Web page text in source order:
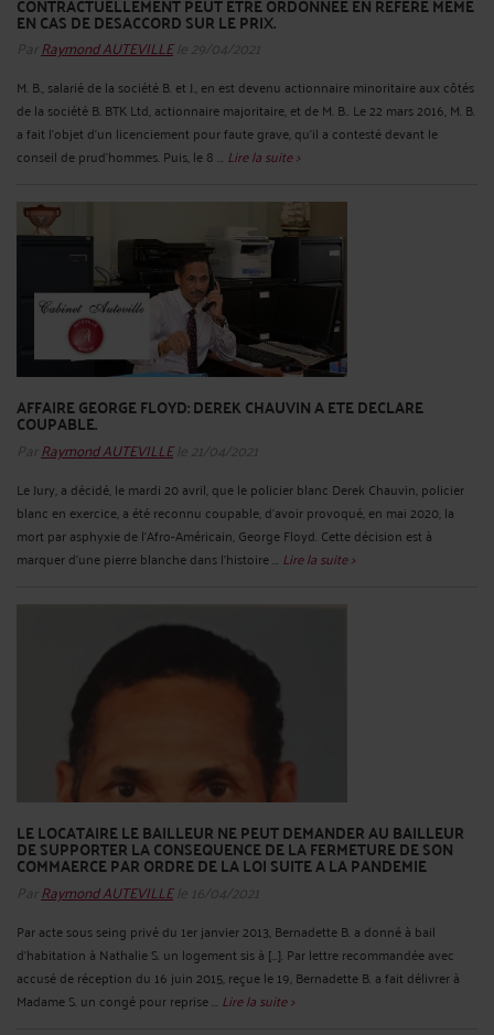
EN CAS DE DESACCORD SUR LE PRIX.
Par Raymond AUTEVILLEle 29/04/2021
M. B., salarié de la société B. et J., en est devenu actionnaire minoritaire aux côtés
de la société B. BTK Ltd, actionnaire majoritaire, et de M. B.. Le 22 mars 2016, M. B.
a fait l'objet d'un licenciement pour faute grave, qu'il a contesté devant le
conseil de prud'hommes. Puis, le 8 ... Lire la suite >
AFFAIRE GEORGE FLOYD: DEREK CHAUVIN A ETE DECLARE
COUPABLE.
Par Raymond AUTEVILLEle 21/04/2021
Le Jury, a décidé, le mardi 20 avril, que le policier blanc Derek Chauvin, policier
blanc en exercice, a été reconnu coupable, d’avoir provoqué, en mai 2020, la
mort par asphyxie de l’Afro-Américain, George Floyd. Cette décision est à
marquer d’une pierre blanche dans l’histoire ... Lire la suite >
LE LOCATAIRE LE BAILLEUR NE PEUT DEMANDER AU BAILLEUR
DE SUPPORTER LA CONSEQUENCE DE LA FERMETURE DE SON
COMMAERCE PAR ORDRE DE LA LOI SUITE A LA PANDEMIE
Par Raymond AUTEVILLEle 16/04/2021
Par acte sous seing privé du 1er janvier 2013, Bernadette B. a donné à bail
d'habitation à Nathalie S. un logement sis à [...]. Par lettre recommandée avec
accusé de réception du 16 juin 2015, reçue le 19, Bernadette B. a fait délivrer à
Madame S. un congé pour reprise ... Lire la suite >